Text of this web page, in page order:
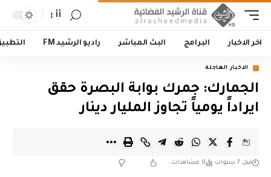
أأ
اخر الاخبار البرامج البث المباشر راديو الرشيد FM
الاخبار العاجلة
الجمارك: جمرك بوابة البصرة حقق
ايراداً يومياً تجاوز المليار دينار
قبل 7 سنوات 9 مشاهدات